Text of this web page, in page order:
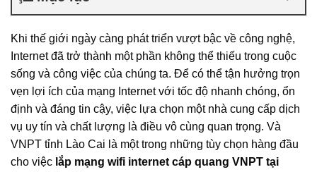
Khi thế giới ngày càng phát triển vượt bậc về công nghệ,
Internet đã trở thành một phần không thể thiếu trong cuộc
sống và công việc của chúng ta. Để có thể tận hưởng trọn
vẹn lợi ích của mạng Internet với tốc độ nhanh chóng, ổn
định và đáng tin cậy, việc lựa chọn một nhà cung cấp dịch
vụ uy tín và chất lượng là điều vô cùng quan trọng. Và
VNPT tỉnh Lào Cai là một trong những tùy chọn hàng đầu
cho việc lắp mạng wifi internet cáp quang VNPT tại